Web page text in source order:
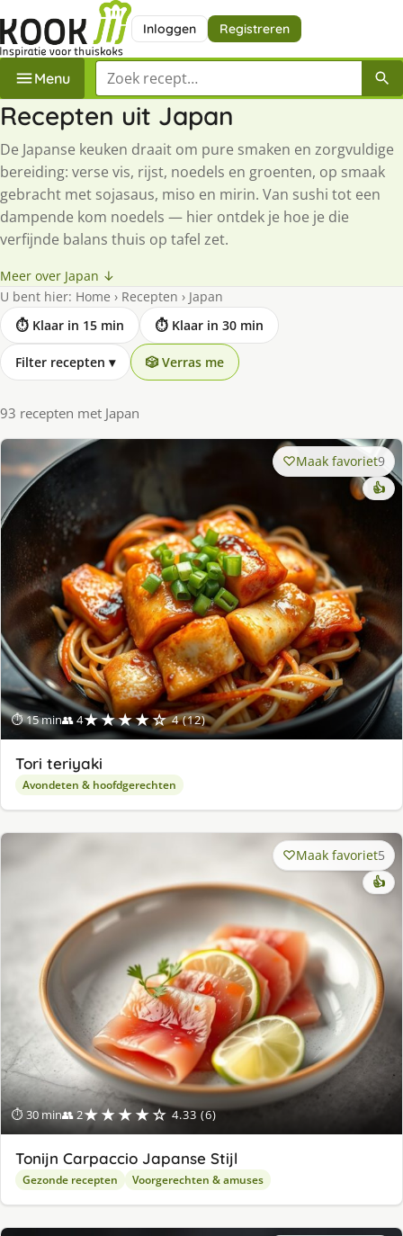
Inloggen Registreren
Menu Zoek een recept
Recepten uit Japan
De Japanse keuken draait om pure smaken en zorgvuldige
bereiding: verse vis, rijst, noedels en groenten, op smaak
gebracht met sojasaus, miso en mirin. Van sushi tot een
dampende kom noedels — hier ontdek je hoe je die
verfijnde balans thuis op tafel zet.
Meer over Japan ↓
U bent hier: Home › Recepten › Japan
⏱ Klaar in 15 min
⏱ Klaar in 30 min
Filter recepten ▾ 🎲 Verras me
93 recepten met Japan
⏱ 15 min👥 4★★★★☆ 4 (12)
Maak favoriet9
👍
Tori teriyaki
Avondeten & hoofdgerechten
⏱ 30 min👥 2★★★★☆ 4.33 (6)
Maak favoriet5
👍
Tonijn Carpaccio Japanse Stijl
Gezonde recepten Voorgerechten & amuses